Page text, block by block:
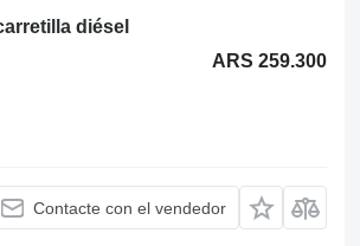
diésel
ARS 259.300
Contacte con el vendedor